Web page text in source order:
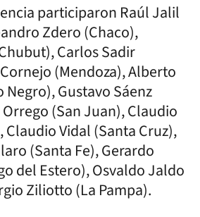
participaron Raúl Jalil
Zdero (Chaco),
Carlos Sadir
(Mendoza), Alberto
Gustavo Sáenz
(San Juan), Claudio
Claudio Vidal (Santa Cruz),
(Santa Fe), Gerardo
del Estero), Osvaldo Jaldo
Ziliotto (La Pampa).